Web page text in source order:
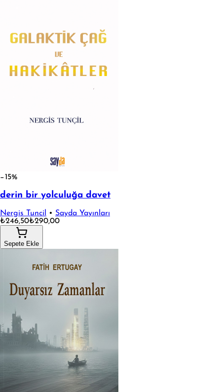
−15%
derin bir yolculuğa davet
Nergis Tuncil • Sayda Yayınları
₺246,50₺290,00
Sepete Ekle